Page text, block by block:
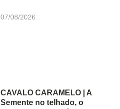
07/08/2026
CAVALO CARAMELO | A
Semente no telhado, o